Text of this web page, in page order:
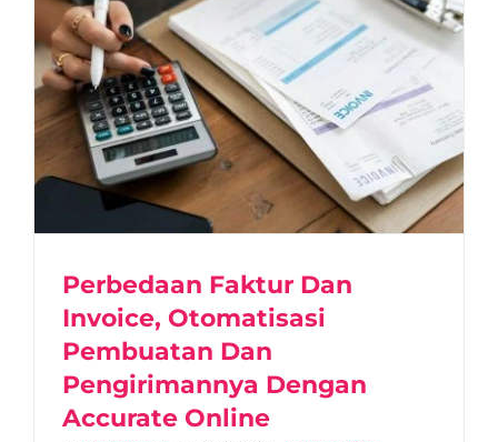
Perbedaan Faktur Dan
Invoice, Otomatisasi
Pembuatan Dan
Pengirimannya Dengan
Accurate Online